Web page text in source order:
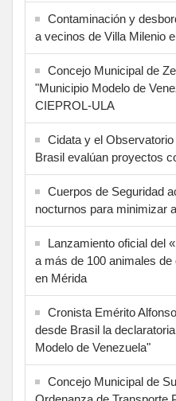
Contaminación y
a vecinos de Villa Milenio
Concejo Municipal de
"Municipio Modelo de
CIEPROL-ULA
Cidata y el
Brasil evalúan proyectos
Cuerpos de Seguridad
nocturnos para minimizar
Lanzamiento oficial del
a más de 100 animales
en Mérida
Cronista Emérito
desde Brasil la
Modelo de Venezuela"
Concejo Municipal de